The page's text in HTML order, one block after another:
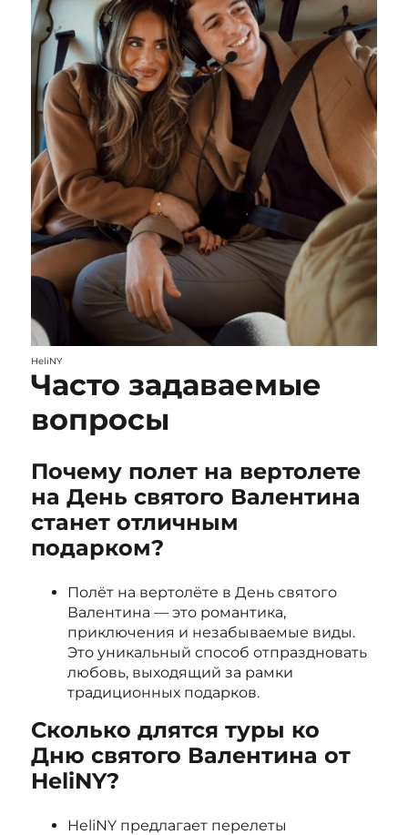
HeliNY
Часто задаваемые
вопросы
Почему полет на вертолете
на День святого Валентина
станет отличным
подарком?
Полёт на вертолёте в День святого
Валентина — это романтика,
приключения и незабываемые виды.
Это уникальный способ отпраздновать
любовь, выходящий за рамки
традиционных подарков.
Сколько длятся туры ко
Дню святого Валентина от
HeliNY?
HeliNY предлагает перелеты